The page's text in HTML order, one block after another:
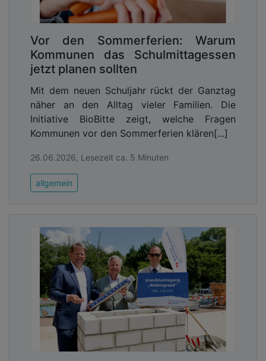
Vor den Sommerferien: Warum
Kommunen das Schulmittagessen
jetzt planen sollten
Mit dem neuen Schuljahr rückt der Ganztag
näher an den Alltag vieler Familien. Die
Initiative BioBitte zeigt, welche Fragen
Kommunen vor den Sommerferien klären[...]
26.06.2026, Lesezeit ca. 5 Minuten
allgemein